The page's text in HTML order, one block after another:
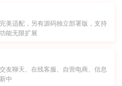
美适配，另有源码独立部署版，支持
能无限扩展
友聊天、在线客服、自营电商、信息
中